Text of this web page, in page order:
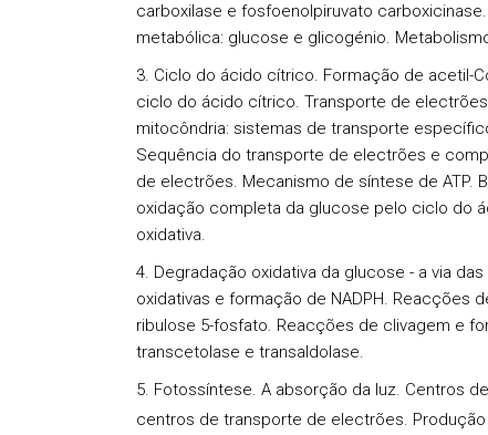
carboxilase e fosfoenolpiruvato
metabólica: glucose e glicogénio.
3. Ciclo do ácido cítrico. Formação de acetil-
ciclo do ácido cítrico. Transporte de
mitocôndria: sistemas de transporte
Sequência do transporte de electrões e
de electrões. Mecanismo de síntese de ATP.
oxidação completa da glucose pelo ciclo do
oxidativa.
4. Degradação oxidativa da glucose - a via
oxidativas e formação de NADPH. Reacções
ribulose 5-fosfato. Reacções de clivagem e
transcetolase e transaldolase.
5. Fotossíntese. A absorção da luz. Centros
centros de transporte de electrões.